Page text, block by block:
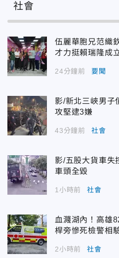
社會
伍麗華胞兄范織
才力挺賴瑞隆成
24分鐘前 要聞
影/新北三峽男
攻堅逮3嫌
43分鐘前 社會
影/五股大貨車
車頭全毀
1小時前 社會
血濺湖內！高雄
桿旁慘死檢警相
2小時前 社會